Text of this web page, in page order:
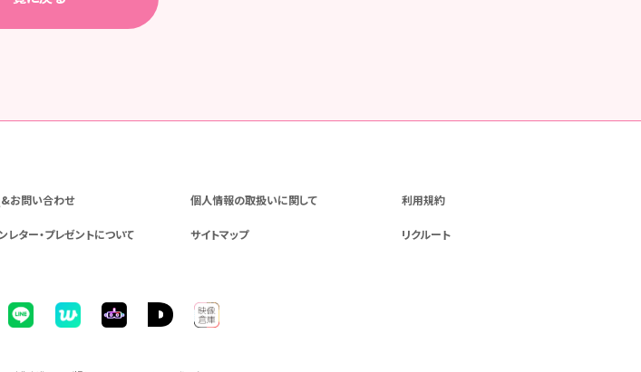
お問い合わせ 個人情報の取扱いに関して 利用規約
レター・プレゼントについて サイトマップ リクルート